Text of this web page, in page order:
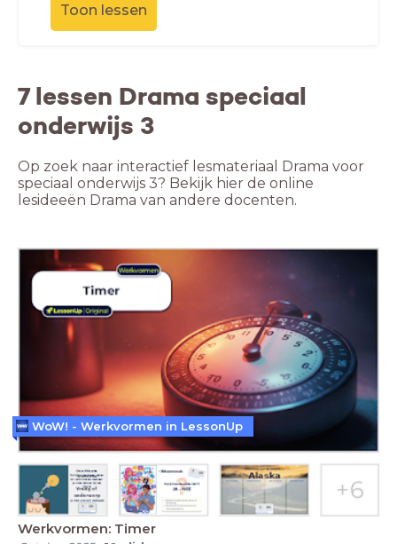
Toon lessen
7 lessen Drama speciaal
onderwijs 3
Op zoek naar interactief lesmateriaal Drama voor
speciaal onderwijs 3? Bekijk hier de online
lesideeën Drama van andere docenten.
Werkvormen: Timer
WoW! - Werkvormen in LessonUp